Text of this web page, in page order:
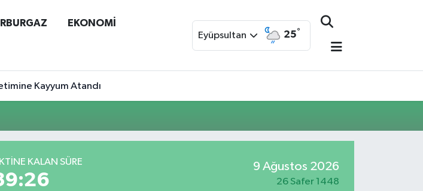
EKONOMİ
Eyüpsultan 25°
Kayyum Atandı
KALAN SÜRE 9 Ağustos 2026
26 Safer 1448